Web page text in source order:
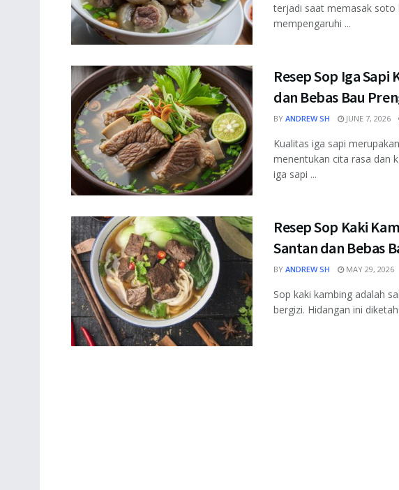
terjadi saat memasak soto
mempengaruhi ...
Resep Sop Iga Sapi
dan Bebas Bau
BY ANDREW SH JUNE 7, 2026
Kualitas iga sapi
menentukan cita rasa dan
iga sapi ...
Resep Sop Kaki
Santan dan Bebas
BY ANDREW SH MAY 29, 2026
Sop kaki kambing adalah
bergizi. Hidangan ini